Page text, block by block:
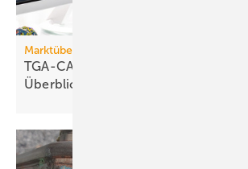
Marktübersicht
TGA-CAD-Programme und Trends im
Überblick